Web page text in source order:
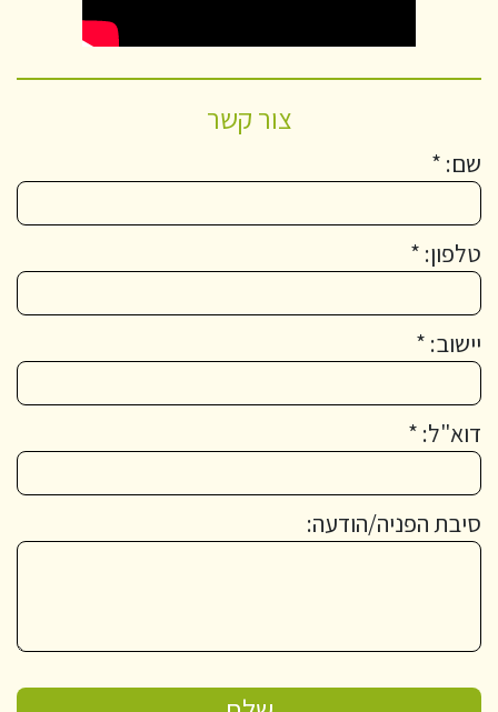
צור קשר
שם: *
טלפון: *
יישוב: *
דוא"ל: *
סיבת הפניה/הודעה: